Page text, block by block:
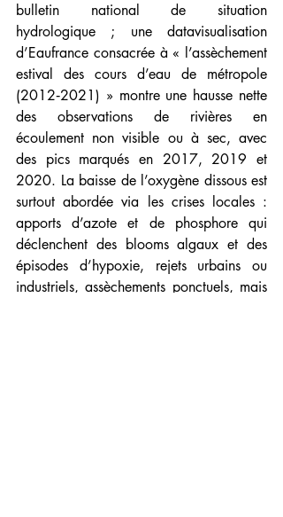
bulletin national de situation
hydrologique ; une datavisualisation
d’Eaufrance consacrée à « l’assèchement
estival des cours d’eau de métropole
(2012‑2021) » montre une hausse nette
des observations de rivières en
écoulement non visible ou à sec, avec
des pics marqués en 2017, 2019 et
2020. La baisse de l’oxygène dissous est
surtout abordée via les crises locales :
apports d’azote et de phosphore qui
déclenchent des blooms algaux et des
épisodes d’hypoxie, rejets urbains ou
industriels, assèchements ponctuels, mais